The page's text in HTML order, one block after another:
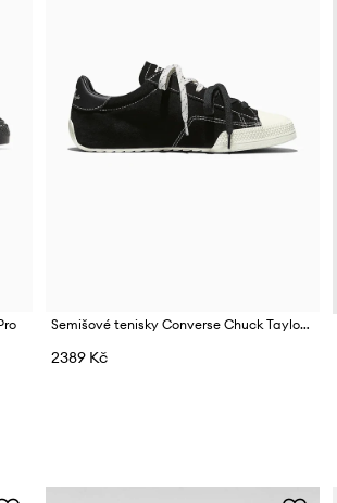
Semišové tenisky Converse Chuck Taylor Lo
2389 Kč